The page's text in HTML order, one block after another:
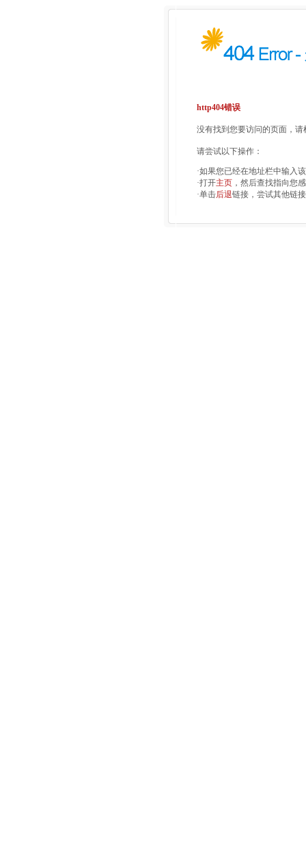
http404错误
没有找到您要访问的页面，
请尝试以下操作：
·如果您已经在地址栏中输入
·打开主页 ，然后查找指向您
·单击后退链接，尝试其他链